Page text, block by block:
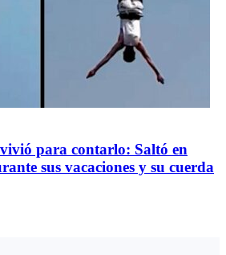
para contarlo: Saltó en
sus vacaciones y su cuerda